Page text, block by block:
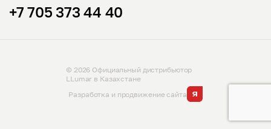
+7 705 373 44 40
© 2026 Официальный дистрибьютор
LLumar в Казахстане
Разработка и продвижение сайта